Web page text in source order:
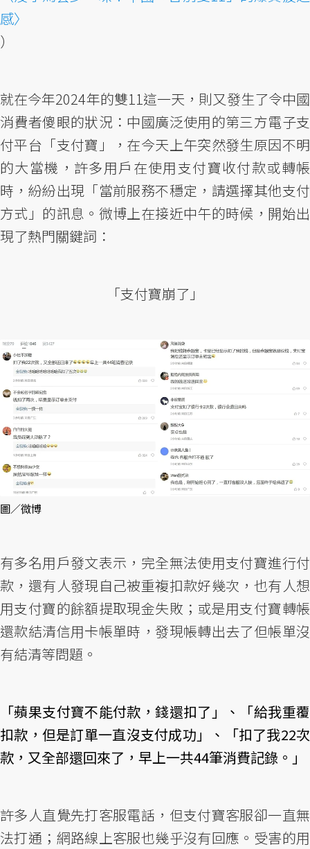
感〉
）
就在今年2024年的雙11這一天，則又發生了令中國
消費者傻眼的狀況：中國廣泛使用的第三方電子支
付平台「支付寶」，在今天上午突然發生原因不明
的大當機，許多用戶在使用支付寶收付款或轉帳
時，紛紛出現「當前服務不穩定，請選擇其他支付
方式」的訊息。微博上在接近中午的時候，開始出
現了熱門關鍵詞：
「支付寶崩了」
圖／微博
有多名用戶發文表示，完全無法使用支付寶進行付
款，還有人發現自己被重複扣款好幾次，也有人想
用支付寶的餘額提取現金失敗；或是用支付寶轉帳
還款結清信用卡帳單時，發現帳轉出去了但帳單沒
有結清等問題。
「蘋果支付寶不能付款，錢還扣了」、「給我重覆
扣款，但是訂單一直沒支付成功」、「扣了我22次
款，又全部還回來了，早上一共44筆消費記錄。」
許多人直覺先打客服電話，但支付寶客服卻一直無
法打通；網路線上客服也幾乎沒有回應。受害的用